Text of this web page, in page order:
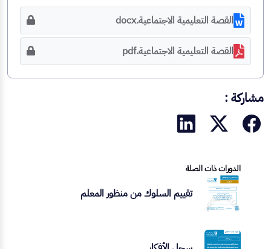
القصة التعليمية الاجتماعية.docx
القصة التعليمية الاجتماعية.pdf
مشاركة :
الدورات ذات الصلة
تقييم السلوك من منظور المعلم